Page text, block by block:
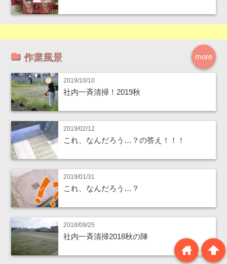
more
作業風景
2019/10/10
社内一斉清掃！2019秋
2019/02/12
これ、なんだろう…？の答え！！！
2019/01/31
これ、なんだろう…？
2018/09/25
社内一斉清掃2018秋の陣
arrowup
home